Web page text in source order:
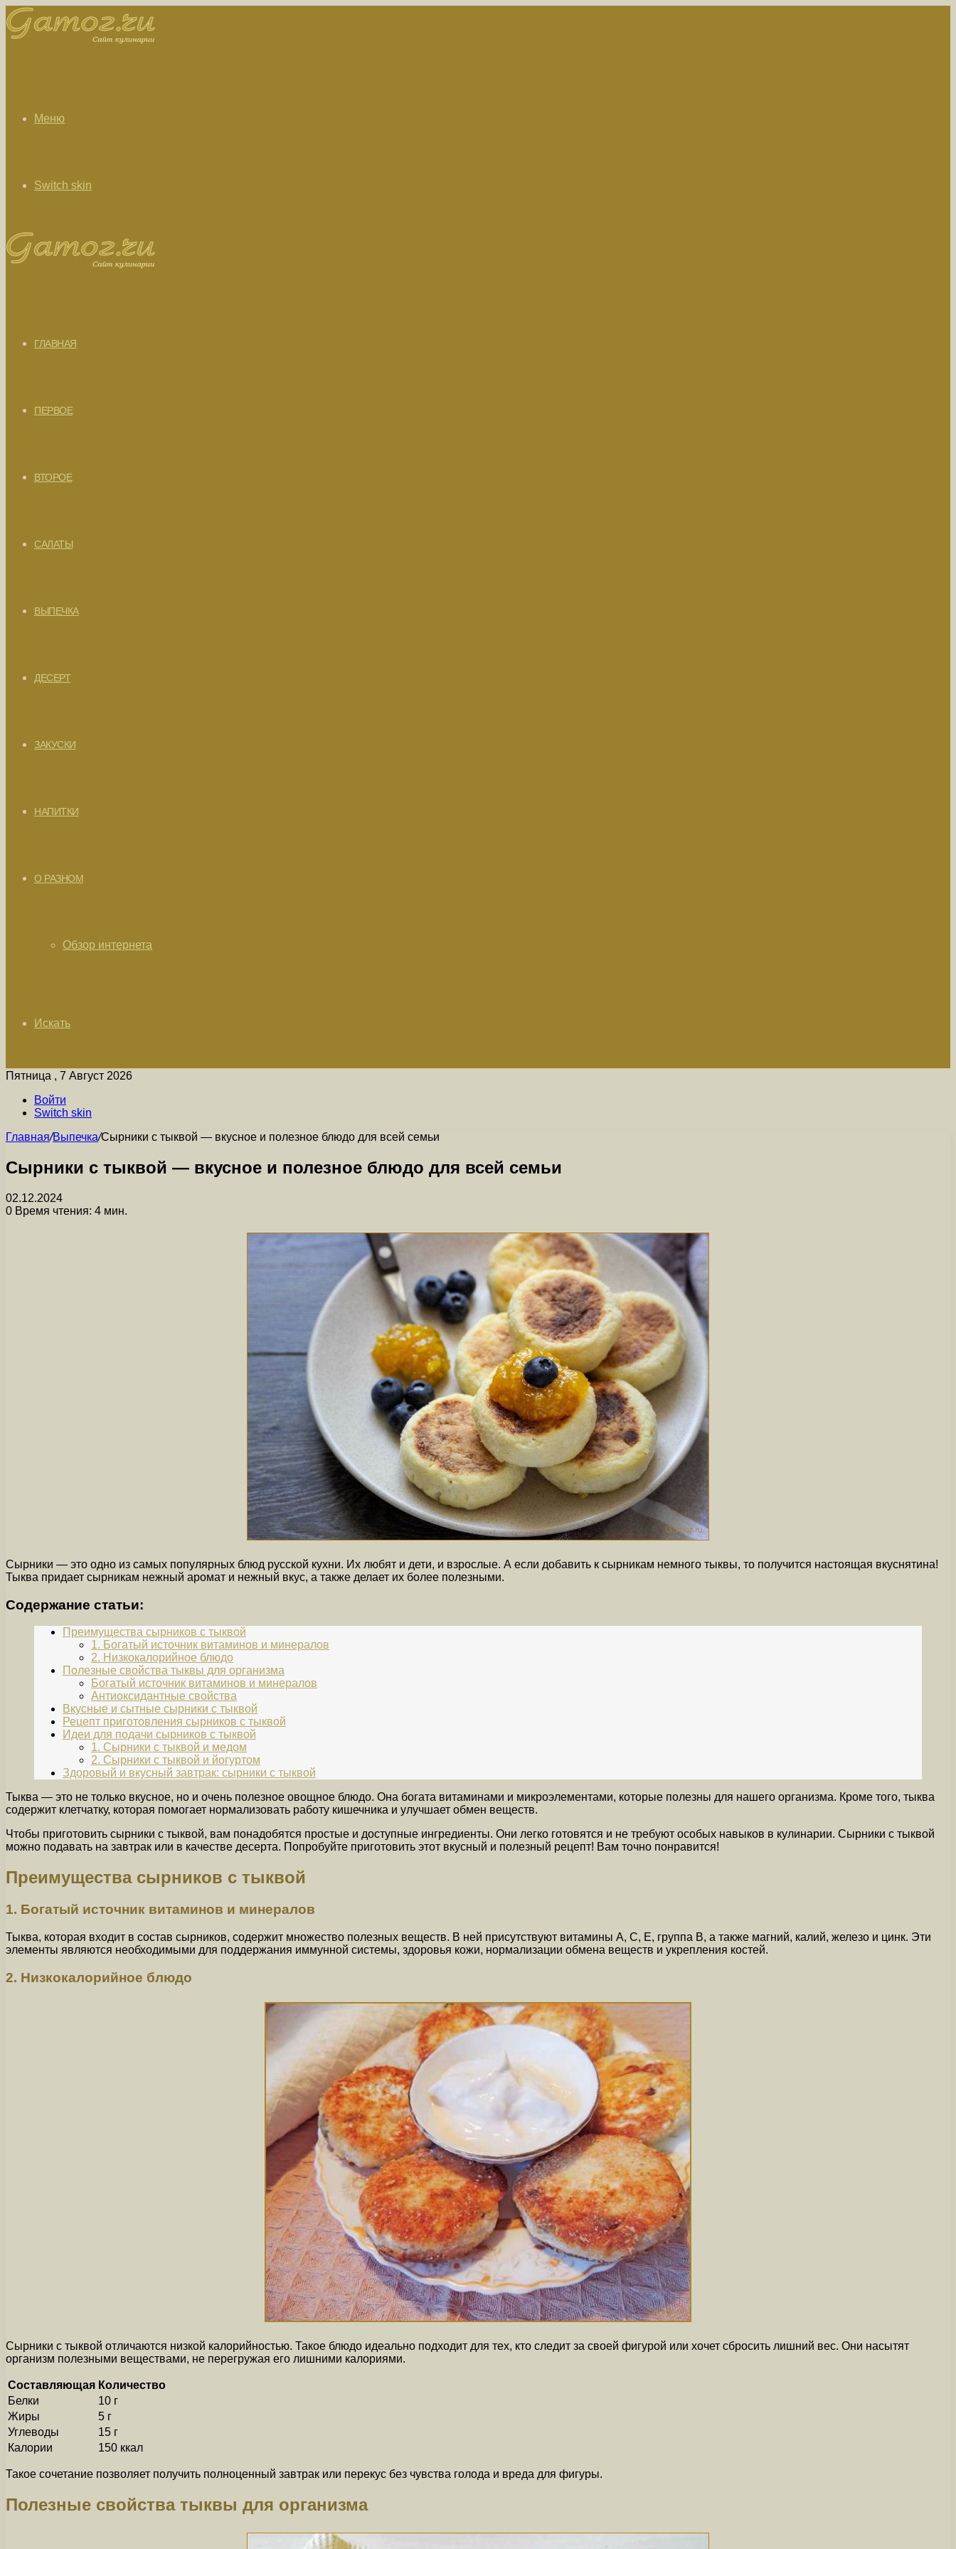
Меню
Switch skin
ГЛАВНАЯ
ПЕРВОЕ
ВТОРОЕ
САЛАТЫ
ВЫПЕЧКА
ДЕСЕРТ
ЗАКУСКИ
НАПИТКИ
О РАЗНОМ
Обзор интернета
Искать
Пятница , 7 Август 2026
Войти
Switch skin
Главная/Выпечка/Сырники с тыквой — вкусное и полезное блюдо для всей семьи
Сырники с тыквой — вкусное и полезное блюдо для всей семьи
02.12.2024
0 Время чтения: 4 мин.
Сырники — это одно из самых популярных блюд русской кухни. Их любят и дети, и взрослые. А если добавить к сырникам немного тыквы, то получится настоящая вкуснятина!
Тыква придает сырникам нежный аромат и нежный вкус, а также делает их более полезными.
Содержание статьи:
Преимущества сырников с тыквой
1. Богатый источник витаминов и минералов
2. Низкокалорийное блюдо
Полезные свойства тыквы для организма
Богатый источник витаминов и минералов
Антиоксидантные свойства
Вкусные и сытные сырники с тыквой
Рецепт приготовления сырников с тыквой
Идеи для подачи сырников с тыквой
1. Сырники с тыквой и медом
2. Сырники с тыквой и йогуртом
Здоровый и вкусный завтрак: сырники с тыквой
Тыква — это не только вкусное, но и очень полезное овощное блюдо. Она богата витаминами и микроэлементами, которые полезны для нашего организма. Кроме того, тыква
содержит клетчатку, которая помогает нормализовать работу кишечника и улучшает обмен веществ.
Чтобы приготовить сырники с тыквой, вам понадобятся простые и доступные ингредиенты. Они легко готовятся и не требуют особых навыков в кулинарии. Сырники с тыквой
можно подавать на завтрак или в качестве десерта. Попробуйте приготовить этот вкусный и полезный рецепт! Вам точно понравится!
Преимущества сырников с тыквой
1. Богатый источник витаминов и минералов
Тыква, которая входит в состав сырников, содержит множество полезных веществ. В ней присутствуют витамины А, С, Е, группа В, а также магний, калий, железо и цинк. Эти
элементы являются необходимыми для поддержания иммунной системы, здоровья кожи, нормализации обмена веществ и укрепления костей.
2. Низкокалорийное блюдо
Сырники с тыквой отличаются низкой калорийностью. Такое блюдо идеально подходит для тех, кто следит за своей фигурой или хочет сбросить лишний вес. Они насытят
организм полезными веществами, не перегружая его лишними калориями.
Составляющая Количество
Белки
10 г
Жиры
5 г
Углеводы
15 г
Калории
150 ккал
Такое сочетание позволяет получить полноценный завтрак или перекус без чувства голода и вреда для фигуры.
Полезные свойства тыквы для организма